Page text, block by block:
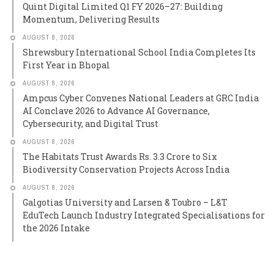
Quint Digital Limited Q1 FY 2026–27: Building
Momentum, Delivering Results
AUGUST 8, 2026
Shrewsbury International School India Completes Its
First Year in Bhopal
AUGUST 8, 2026
Ampcus Cyber Convenes National Leaders at GRC India
AI Conclave 2026 to Advance AI Governance,
Cybersecurity, and Digital Trust
AUGUST 8, 2026
The Habitats Trust Awards Rs. 3.3 Crore to Six
Biodiversity Conservation Projects Across India
AUGUST 8, 2026
Galgotias University and Larsen & Toubro – L&T
EduTech Launch Industry Integrated Specialisations for
the 2026 Intake